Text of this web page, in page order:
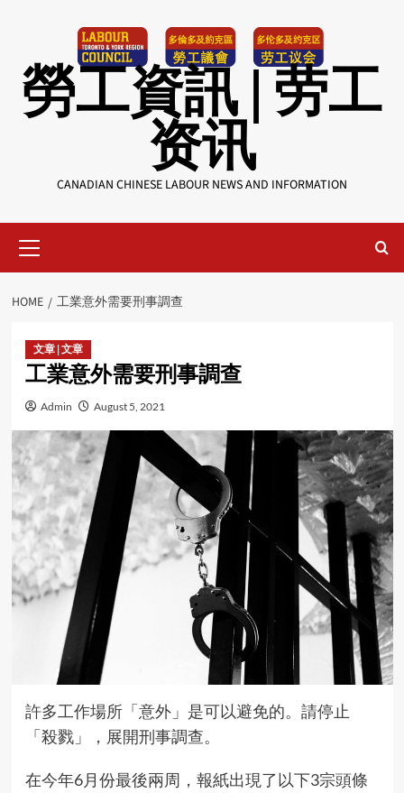
勞工資訊 | 劳工
资讯
CANADIAN CHINESE LABOUR NEWS AND INFORMATION
Menu
HOME 工業意外需要刑事調查
文章 | 文章
工業意外需要刑事調查
Admin August 5, 2021
許多工作場所「意外」是可以避免的。請停止
「殺戮」，展開刑事調查。
在今年6月份最後兩周，報紙出現了以下3宗頭條